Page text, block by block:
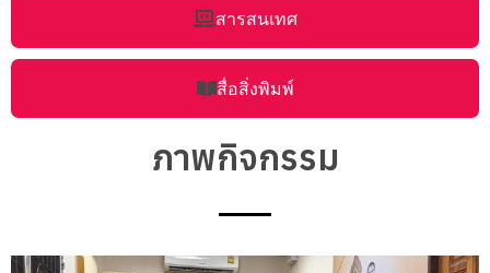
สารสนเทศ
สื่อสิ่งพิมพ์
ภาพกิจกรรม